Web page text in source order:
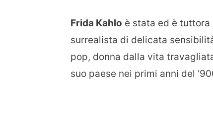
Frida Kahlo è stata ed è tuttora
surrealista di delicata
pop, donna dalla vita
suo paese nei primi anni del